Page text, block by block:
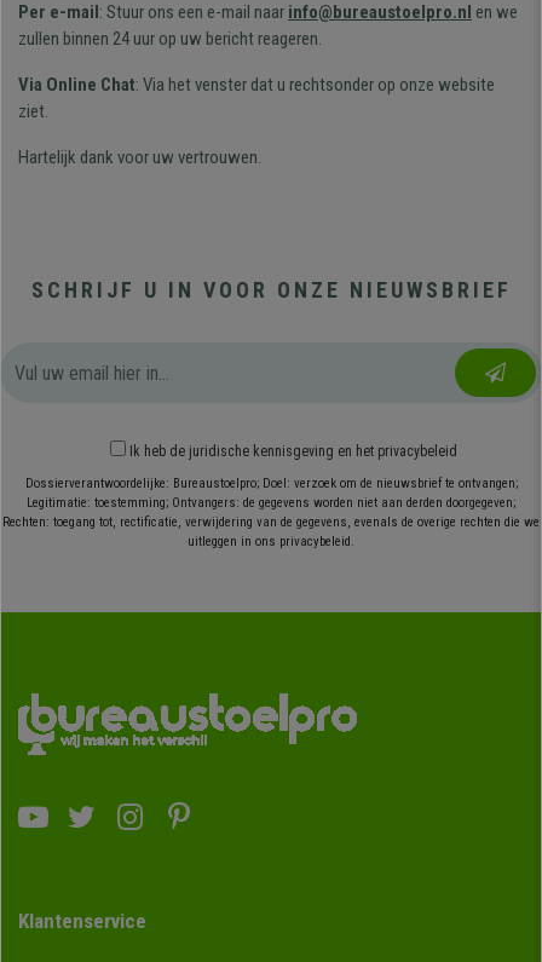
Per e-mail : Stuur ons een e-mail naar info@bureaustoelpro.nl en we
zullen binnen 24 uur op uw bericht reageren.
Via Online Chat: Via het venster dat u rechtsonder op onze website
ziet.
Hartelijk dank voor uw vertrouwen.
SCHRIJF U IN VOOR ONZE NIEUWSBRIEF
Ik heb de juridische kennisgeving en het privacybeleid
Dossierverantwoordelijke: Bureaustoelpro; Doel: verzoek om de nieuwsbrief te ontvangen;
Legitimatie: toestemming; Ontvangers: de gegevens worden niet aan derden doorgegeven;
Rechten: toegang tot, rectificatie, verwijdering van de gegevens, evenals de overige rechten die we
uitleggen in ons privacybeleid.
Klantenservice